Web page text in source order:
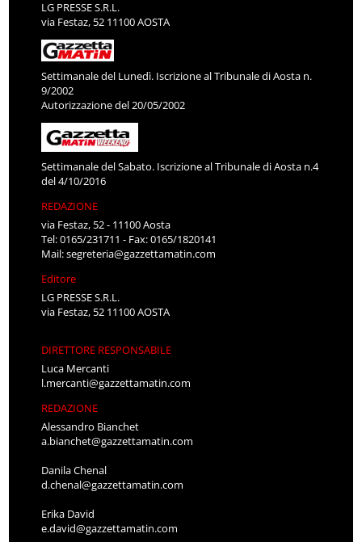
LG PRESSE S.R.L.
via Festaz, 52 11100 AOSTA
Settimanale del Lunedì. Iscrizione al Tribunale di Aosta n.
9/2002
Autorizzazione del 20/05/2002
Settimanale del Sabato. Iscrizione al Tribunale di Aosta n.4
del 4/10/2016
REDAZIONE
via Festaz, 52 - 11100 Aosta
Tel: 0165/231711 - Fax: 0165/1820141
Mail:segreteria@gazzettamatin.com
Editore
LG PRESSE S.R.L.
via Festaz, 52 11100 AOSTA
DIRETTORE RESPONSABILE
Luca Mercanti
l.mercanti@gazzettamatin.com
REDAZIONE
Alessandro Bianchet
a.bianchet@gazzettamatin.com
Danila Chenal
d.chenal@gazzettamatin.com
Erika David
e.david@gazzettamatin.com